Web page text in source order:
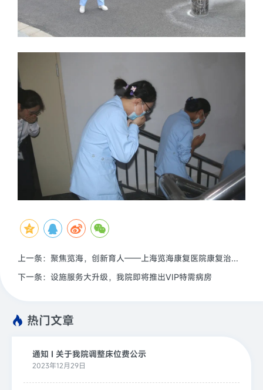
上一条：聚焦览海，创新育人——上海览海康复医院康复治疗师规范化培训报道
下一条：设施服务大升级，我院即将推出VIP特需病房
热门文章
通知 I 关于我院调整床位费公示
2023年12月29日